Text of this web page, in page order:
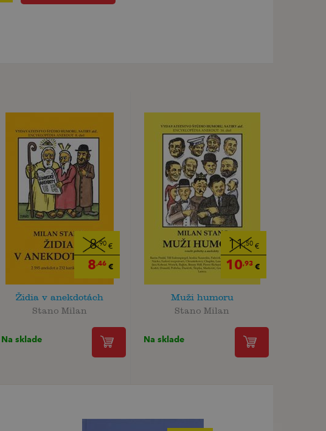
8,90 €
8,46 €
Židia v anekdotách
Stano Milan
Na sklade
11,50 €
10,93 €
Muži humoru
Stano Milan
Na sklade